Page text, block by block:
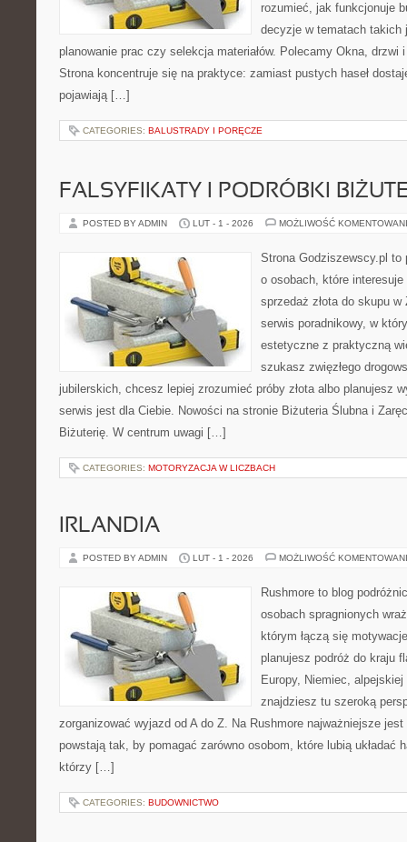
rozumieć, jak funkcjonuje
decyzje w tematach
planowanie prac czy selekcja materiałów. Polecamy Okna, drzwi
Strona koncentruje się na praktyce: zamiast pustych haseł
pojawiają […]
CATEGORIES: BALUSTRADY I PORĘCZE
FALSYFIKATY I PODRÓBKI
POSTED BY ADMIN LUT - 1 - 2026 MOŻLIWOŚĆ
Strona Godziszewscy.pl
o osobach, które
sprzedaż złota do skupu
serwis poradnikowy, w
estetyczne z praktyczną
szukasz zwięzłego
jubilerskich, chcesz lepiej zrozumieć próby złota albo planujesz
serwis jest dla Ciebie. Nowości na stronie Biżuteria Ślubna i
Biżuterię. W centrum uwagi […]
CATEGORIES: MOTORYZACJA W LICZBACH
IRLANDIA
POSTED BY ADMIN LUT - 1 - 2026 MOŻLIWOŚĆ
Rushmore to blog
osobach spragnionych
którym łączą się
planujesz podróż do kraju
Europy, Niemiec,
znajdziesz tu szeroką
zorganizować wyjazd od A do Z. Na Rushmore najważniejsze
powstają tak, by pomagać zarówno osobom, które lubią układać
którzy […]
CATEGORIES: BUDOWNICTWO